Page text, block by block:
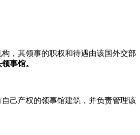
，其领事的职权和待遇由该国外交部
事馆。
己产权的领事馆建筑，并负责管理该